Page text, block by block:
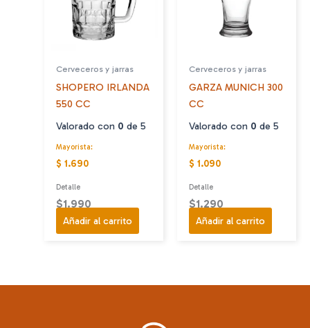
Cerveceros y jarras
SHOPERO IRLANDA
550 CC
Valorado con 0 de 5
Mayorista:
$ 1.690
Detalle
$1.990
Añadir al carrito
Cerveceros y jarras
GARZA MUNICH 300
CC
Valorado con 0 de 5
Mayorista:
$ 1.090
Detalle
$1.290
Añadir al carrito